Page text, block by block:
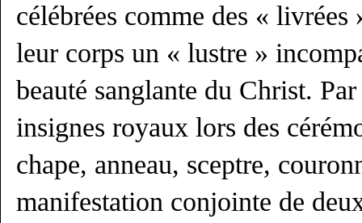
célébrées comme des « livrées
leur corps un « lustre »
beauté sanglante du Christ.
insignes royaux lors des
chape, anneau, sceptre,
manifestation conjointe de